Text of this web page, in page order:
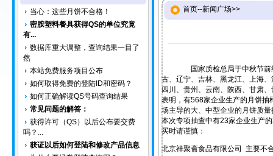
当心：这些月饼不合格！
密胺塑料餐具获得QS的单位究竟
有...
数据库重大调整，查询结果一目了
然
本站免费服务项目公布
如何取得免费的登陆ID和密码？
如何正确解读QS号码查询结果
常见问题的解答：
获得许可（QS）以后公布要交费
吗？...
获证以后如何登陆和修改产品信息
首页--新闻广场>>
国家质检总局于中秋节前组织
古、辽宁、吉林、黑龙江、上海
四川、贵州、云南、陕西、甘肃
表明，有568家企业生产的月饼抽
场主导的大、中型企业的月饼质量
本次专项抽查中有23家企业生产
买时请谨慎：
北京祥聚斋食品有限公司 主要不